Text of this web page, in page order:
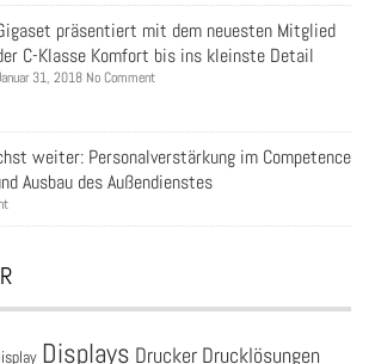
präsentiert mit dem neuesten Mitglied
C-Klasse Komfort bis ins kleinste Detail
31, 2018 No Comment
weiter: Personalverstärkung im Competence
Ausbau des Außendienstes
Displays Drucker Drucklösungen